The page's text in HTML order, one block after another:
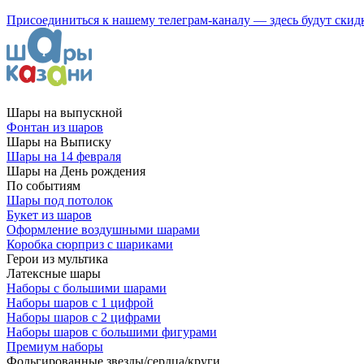
Присоединиться к нашему телеграм-каналу — здесь будут
Шары на выпускной
Фонтан из шаров
Шары на Выписку
Шары на 14 февраля
Шары на День рождения
По событиям
Шары под потолок
Букет из шаров
Оформление воздушными шарами
Коробка сюрприз с шариками
Герои из мультика
Латексные шары
Наборы с большими шарами
Наборы шаров с 1 цифрой
Наборы шаров с 2 цифрами
Наборы шаров с большими фигурами
Премиум наборы
Фольгированные звезды/сердца/круги